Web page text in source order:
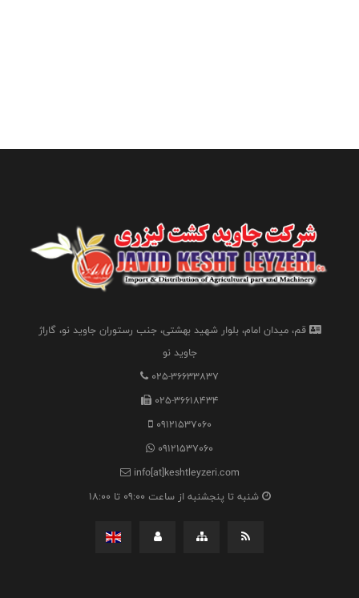
قم، میدان امام، بلوار شهید بهشتی، جنب رستوران جاوید نو، گاراژ
جاوید نو
025-36633837
025-36618434
09121537060
09121537060
info[at]keshtleyzeri.com
شنبه تا پنجشنبه از ساعت 09:00 تا 18:00